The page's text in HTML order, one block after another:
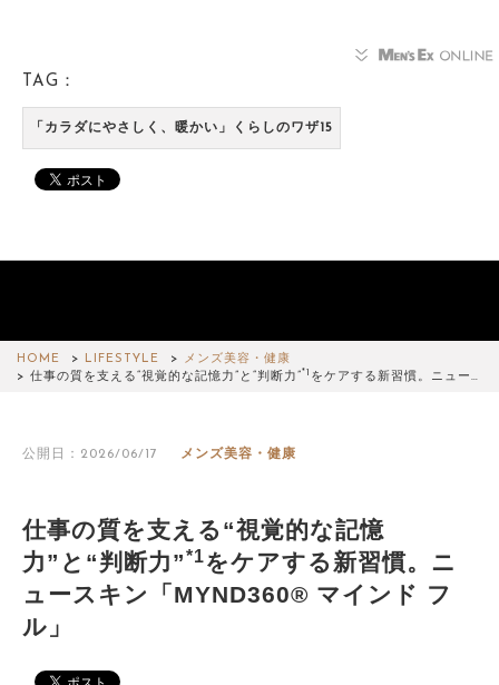
TAG：
「カラダにやさしく、暖かい」くらしのワザ15
HOME LIFESTYLE
メンズ美容・健康
仕事の質を支える“視覚的な記憶力”と“判断力”
*1 をケアする新習慣。ニュー…
公開日：2026/06/17 メンズ美容・健康
仕事の質を支える“視覚的な記憶
力”と“判断力”*1をケアする新習慣。ニ
ュースキン「MYND360® マインド フ
ル」